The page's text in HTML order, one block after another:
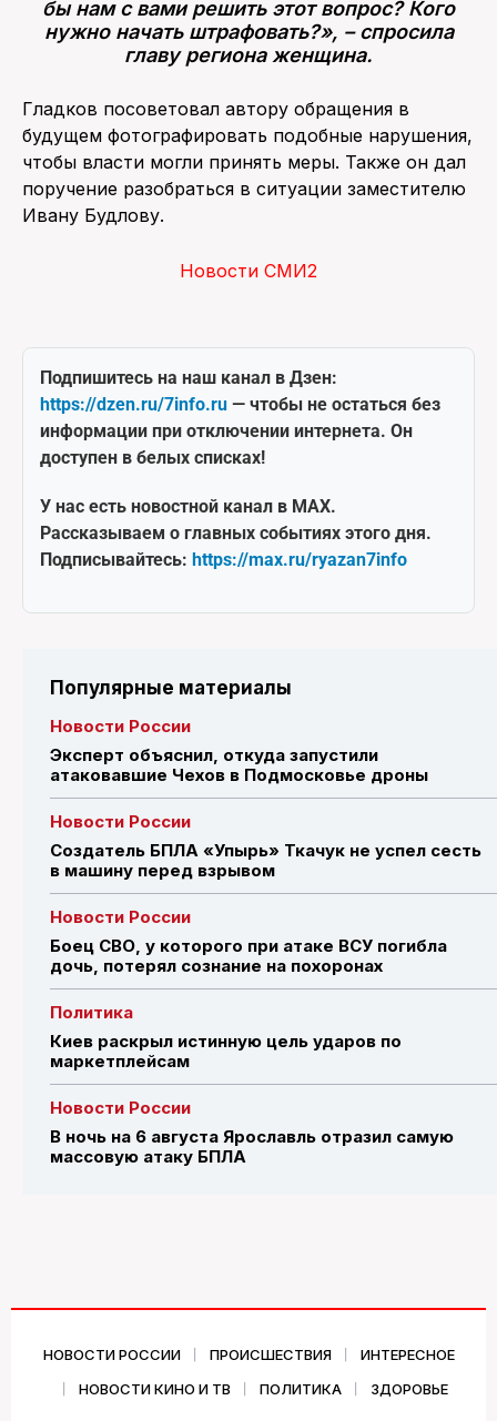
бы нам с вами решить этот вопрос? Кого
нужно начать штрафовать?», – спросила
главу региона женщина.
Гладков посоветовал автору обращения в
будущем фотографировать подобные нарушения,
чтобы власти могли принять меры. Также он дал
поручение разобраться в ситуации заместителю
Ивану Будлову.
Новости СМИ2
Подпишитесь на наш канал в Дзен:
https://dzen.ru/7info.ru — чтобы не остаться без
информации при отключении интернета. Он
доступен в белых списках!
У нас есть новостной канал в MAX.
Рассказываем о главных событиях этого дня.
Подписывайтесь: https://max.ru/ryazan7info
Популярные материалы
Новости России
Эксперт объяснил, откуда запустили
атаковавшие Чехов в Подмосковье дроны
Новости России
Создатель БПЛА «Упырь» Ткачук не успел сесть
в машину перед взрывом
Новости России
Боец СВО, у которого при атаке ВСУ погибла
дочь, потерял сознание на похоронах
Политика
Киев раскрыл истинную цель ударов по
маркетплейсам
Новости России
В ночь на 6 августа Ярославль отразил самую
массовую атаку БПЛА
НОВОСТИ РОССИИ ПРОИСШЕСТВИЯ
ИНТЕРЕСНОЕ
НОВОСТИ КИНО И ТВ
ПОЛИТИКА ЗДОРОВЬЕ